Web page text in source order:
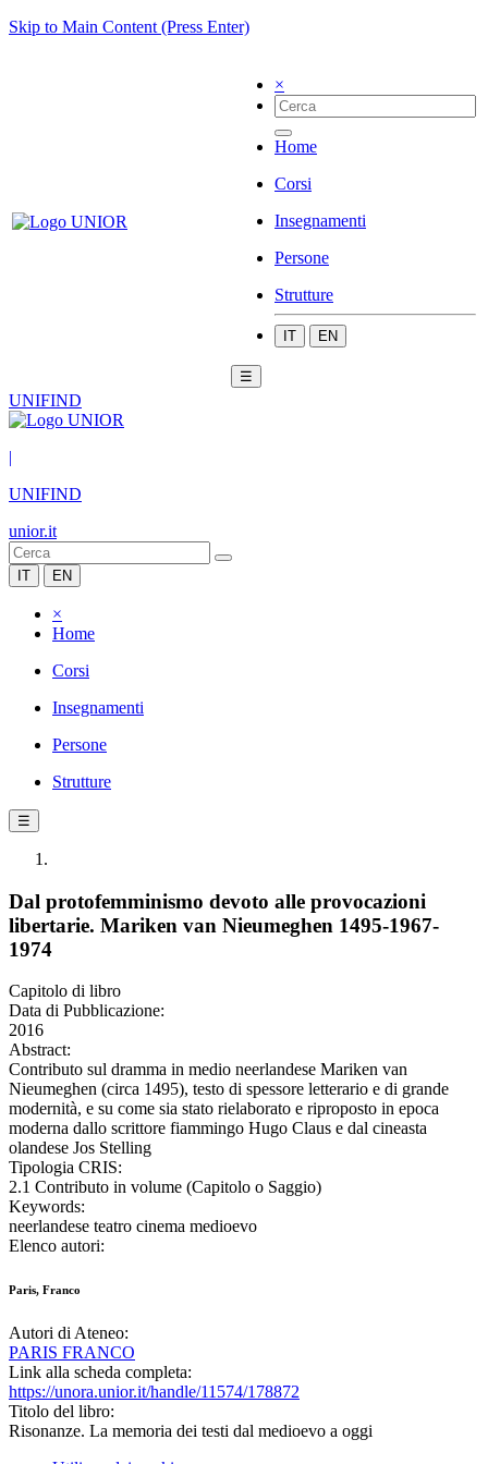
Skip to Main Content (Press Enter)
×
Home
Corsi
Insegnamenti
Persone
Strutture
IT EN
☰
UNIFIND
|
UNIFIND
unior.it
IT EN
×
Home
Corsi
Insegnamenti
Persone
Strutture
☰
Dal protofemminismo devoto alle provocazioni
libertarie. Mariken van Nieumeghen 1495-1967-
1974
Capitolo di libro
Data di Pubblicazione:
2016
Abstract:
Contributo sul dramma in medio neerlandese Mariken van
Nieumeghen (circa 1495), testo di spessore letterario e di grande
modernità, e su come sia stato rielaborato e riproposto in epoca
moderna dallo scrittore fiammingo Hugo Claus e dal cineasta
olandese Jos Stelling
Tipologia CRIS:
2.1 Contributo in volume (Capitolo o Saggio)
Keywords:
neerlandese teatro cinema medioevo
Elenco autori:
Paris, Franco
Autori di Ateneo:
PARIS FRANCO
Link alla scheda completa:
https://unora.unior.it/handle/11574/178872
Titolo del libro:
Risonanze. La memoria dei testi dal medioevo a oggi